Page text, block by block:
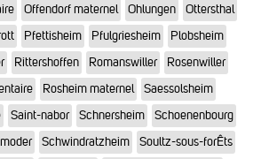
Offendorf maternel Ohlungen
Ottersthal
Pfettisheim Pfulgriesheim
Plobsheim
Rittershoffen Romanswiller
Rosenwiller
Rosheim maternel
Saessolsheim
Saint-nabor Schnersheim
Schoenenbourg
Schwindratzheim
Soultz-sous-forÊts